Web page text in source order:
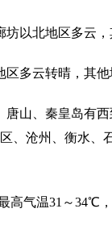
以北地区多云，
多云转晴，其他
唐山、秦皇岛有
、沧州、衡水、
高气温31～34℃